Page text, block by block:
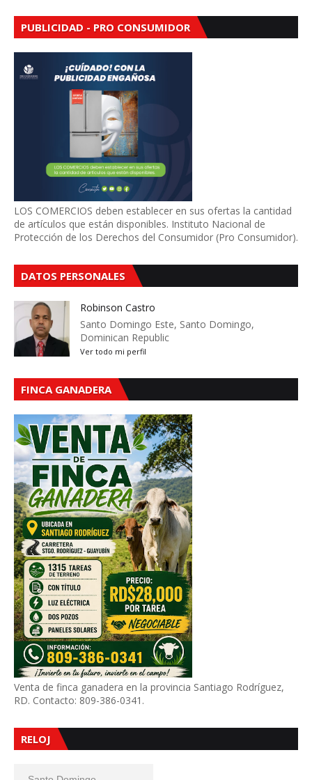
PUBLICIDAD - PRO CONSUMIDOR
LOS COMERCIOS deben establecer en sus ofertas la cantidad
de artículos que están disponibles. Instituto Nacional de
Protección de los Derechos del Consumidor (Pro Consumidor).
DATOS PERSONALES
Robinson Castro
Santo Domingo Este, Santo Domingo,
Dominican Republic
Ver todo mi perfil
FINCA GANADERA
Venta de finca ganadera en la provincia Santiago Rodríguez,
RD. Contacto: 809-386-0341.
RELOJ